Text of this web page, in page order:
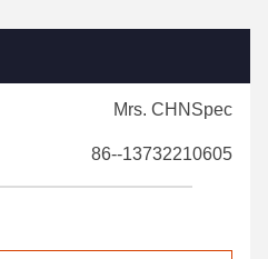
Mrs. CHNSpec
86--13732210605